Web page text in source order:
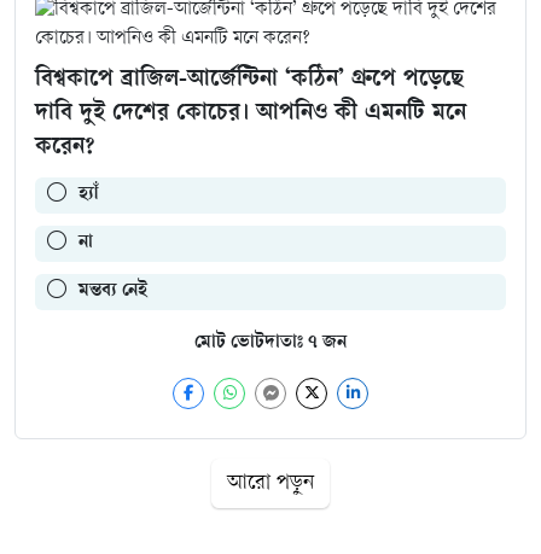
বিশ্বকাপে ব্রাজিল-আর্জেন্টিনা ‘কঠিন’ গ্রুপে পড়েছে
দাবি দুই দেশের কোচের। আপনিও কী এমনটি মনে
করেন?
হ্যাঁ
না
মন্তব্য নেই
মোট ভোটদাতাঃ ৭জন
আরো পড়ুন